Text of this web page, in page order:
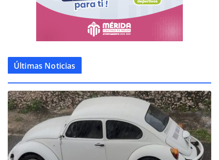
Últimas Noticias